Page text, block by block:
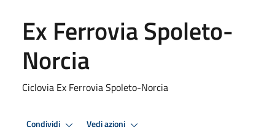
Ex Ferrovia Spoleto-
Norcia
Ciclovia Ex Ferrovia Spoleto-Norcia
Condividi Vedi azioni